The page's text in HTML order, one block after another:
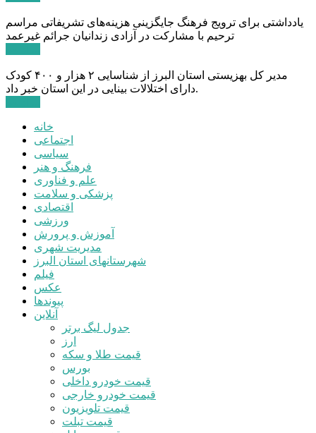
یادداشتی برای ترویج فرهنگ جایگزینی هزینه‌های تشریفاتی مراسم
ترحیم با مشارکت در آزادی زندانیان جرائم غیرعمد
مدیر کل بهزیستی استان البرز از شناسایی ۲ هزار و ۴۰۰ کودک
دارای اختلالات بینایی در این استان خبر داد.
خانه
اجتماعی
سیاسی
فرهنگ و هنر
علم و فناوری
پزشکی و سلامت
اقتصادی
ورزشی
آموزش و پرورش
مدیریت شهری
شهرستانهای استان البرز
فیلم
عکس
پیوندها
آنلاین
جدول لیگ برتر
ارز
قیمت طلا و سکه
بورس
قیمت خودرو داخلی
قیمت خودرو خارجی
قیمت تلویزیون
قیمت تبلت